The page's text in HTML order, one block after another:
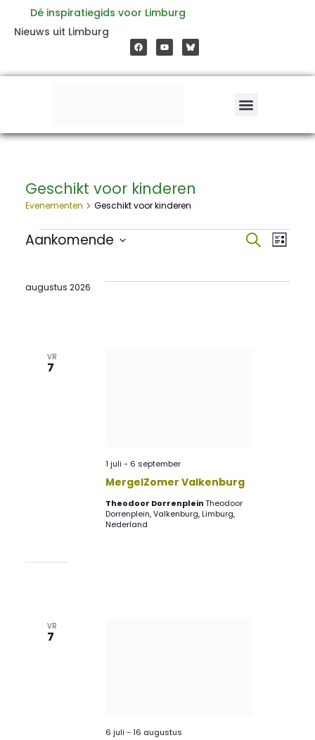
inhoud
Dé inspiratiegids voor Limburg
Nieuws uit Limburg
a
c
e
o
o
o
u
t
b
e
Geschikt voor kinderen
Evenementen Geschikt voor kinderen
Evenementen
ZoekenLijst
Aankomende
datum.
augustus 2026
VR
7
MergelZomer Valkenburg
1 juli - 6 september
Theodoor DorrenpleinTheodoor
Dorrenplein, Valkenburg, Limburg,
Nederland
VR
7
6 juli -16 augustus